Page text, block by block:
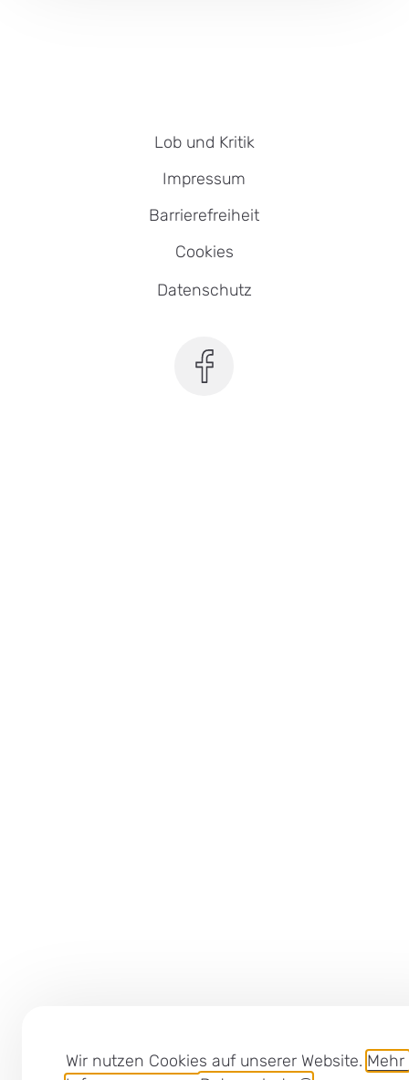
Wir nutzen Cookies auf unserer Website. Mehr
Lob und Kritik
Impressum
Barrierefreiheit
Cookies
Datenschutz
SEB Leipzig bei Facebook